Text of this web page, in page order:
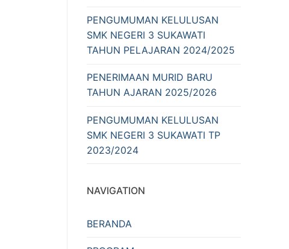
PENGUMUMAN KELULUSAN
SMK NEGERI 3 SUKAWATI
TAHUN PELAJARAN 2024/2025
PENERIMAAN MURID BARU
TAHUN AJARAN 2025/2026
PENGUMUMAN KELULUSAN
SMK NEGERI 3 SUKAWATI TP
2023/2024
NAVIGATION
BERANDA